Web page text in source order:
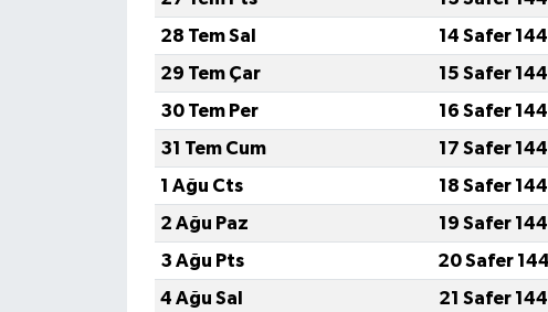
28 Tem Sal
14 Safer
29 Tem Çar
15 Safer
30 Tem Per
16 Safer
31 Tem Cum
17 Safer
1 Ağu Cts
18 Safer
2 Ağu Paz
19 Safer
3 Ağu Pts
20 Safer
4 Ağu Sal
21 Safer